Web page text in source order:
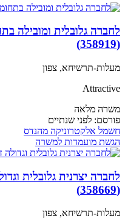
לחברה גלובלית ומובילה
(358919)
מעלות-תרשיחא, צפון
Attractive
משרה מלאה
פורסם: לפני שנתיים
חשמל אלקטרוניקה מהנדס
הגשת מועמדות למשרה
לחברה יצרנית גלובלית
(358669)
מעלות-תרשיחא, צפון